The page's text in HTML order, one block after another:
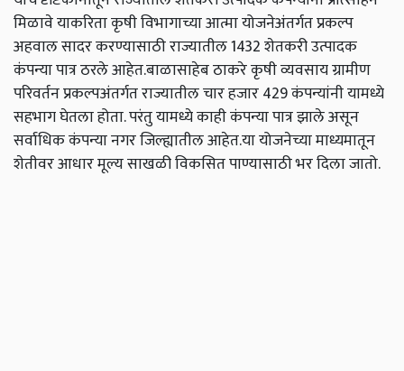
मिळावे याकरिता कृषी विभागाच्या आत्मा योजनेअंतर्गत प्रकल्प
अहवाल सादर करण्यासाठी राज्यातील 1432 शेतकरी उत्पादक
कंपन्या पात्र ठरले आहेत.बाळासाहेब ठाकरे कृषी व्यवसाय ग्रामीण
परिवर्तन प्रकल्पअंतर्गत राज्यातील चार हजार 429 कंपन्यांनी यामध्ये
सहभाग घेतला होता. परंतु यामध्ये काही कंपन्या पात्र झाले असून
सर्वाधिक कंपन्या नगर जिल्ह्यातील आहेत.या योजनेच्या माध्यमातून
शेतीवर आधार मूल्य साखळी विकसित पाण्यासाठी भर दिला जातो.